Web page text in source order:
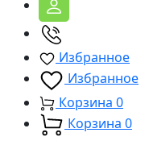
Избранное
Избранное
Корзина 0
Корзина 0